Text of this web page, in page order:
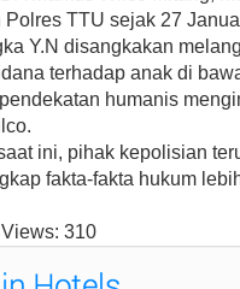
Polres TTU sejak 27
Y.N disangkakan
terhadap anak di
humanis
ini, pihak kepolisian
fakta-fakta hukum
310